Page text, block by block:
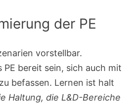
der PE
vorstellbar.
PE bereit sein, sich auch mit
befassen. Lernen ist halt
Haltung, die L&D-Bereiche